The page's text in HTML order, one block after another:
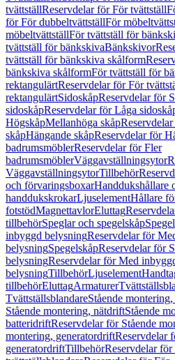
tvättställReservdelar för För tvättställ
för För dubbeltvättställFör
möbeltvättställFör tvättställ för
tvättställ för bänkskivaBänkskivor
tvättställ för bänkskiva skålform
bänkskiva skålformFör tvättställ för
rektangulärtReservdelar för För
rektangulärtSidoskåpReservdelar för
sidoskåpReservdelar för Låga
HögskåpMellanhöga skåp
skåpHängande skåpReservdelar för
badrumsmöblerReservdelar för Fler
badrumsmöblerVäggavställningsytor
VäggavställningsytorTillbehör
och förvaringsboxarHanddukshållare
handdukskrokarLjuselementHållare
fotstödMagnettavlorEluttag
tillbehörSpeglar och spegelskåpSpegel
inbyggd belysningReservdelar för
belysningSpegelskåpReservdelar för
belysningReservdelar för Med
belysningTillbehörLjuselement
tillbehörEluttagArmaturer
TvättställsblandareStående
Stående montering, nätdriftStående
batteridriftReservdelar för Stående
montering, generatordriftReservdelar
generatordriftTillbehörReservdelar